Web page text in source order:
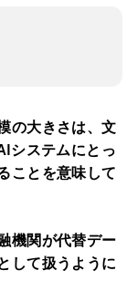
の大きさは、文
システムにとっ
ことを意味して
機関が代替デー
して扱うように